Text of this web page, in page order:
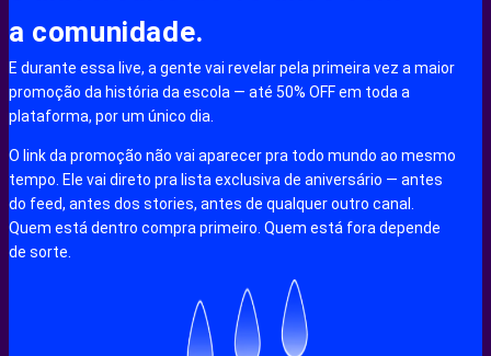
a comunidade.
E durante essa live, a gente vai revelar pela primeira vez a maior
promoção da história da escola — até 50% OFF em toda a
plataforma, por um único dia.
O link da promoção não vai aparecer pra todo mundo ao mesmo
tempo. Ele vai direto pra lista exclusiva de aniversário — antes
do feed, antes dos stories, antes de qualquer outro canal.
Quem está dentro compra primeiro. Quem está fora depende
de sorte.